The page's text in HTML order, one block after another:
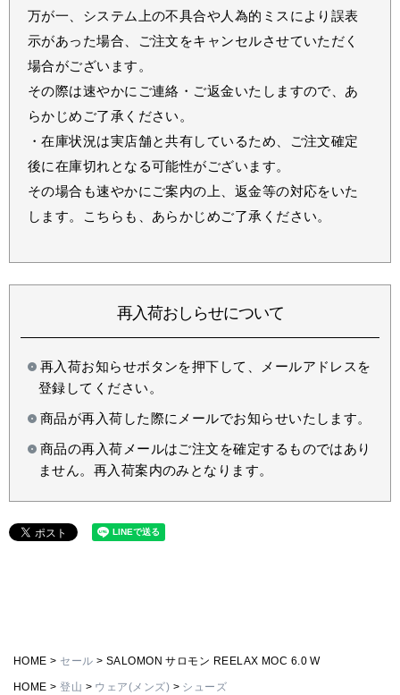
万が一、システム上の不具合や人為的ミスにより誤表
示があった場合、ご注文をキャンセルさせていただく
場合がございます。
その際は速やかにご連絡・ご返金いたしますので、あ
らかじめご了承ください。
・在庫状況は実店舗と共有しているため、ご注文確定
後に在庫切れとなる可能性がございます。
その場合も速やかにご案内の上、返金等の対応をいた
します。こちらも、あらかじめご了承ください。
再入荷おしらせについて
再入荷お知らせボタンを押下して、メールアドレスを
登録してください。
商品が再入荷した際にメールでお知らせいたします。
商品の再入荷メールはご注文を確定するものではあり
ません。再入荷案内のみとなります。
HOME セール SALOMON サロモン REELAX MOC 6.0 W
HOME 登山 ウェア(メンズ) シューズ